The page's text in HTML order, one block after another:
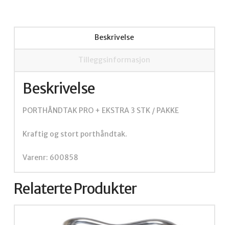
Beskrivelse
Tilleggsinformasjon
Beskrivelse
PORTHÅNDTAK PRO + EKSTRA 3 STK / PAKKE
Kraftig og stort porthåndtak.
Varenr: 600858
Relaterte Produkter